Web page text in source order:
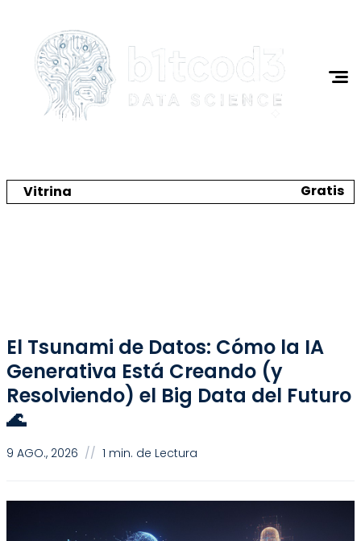
Vitrina Gratis
El Tsunami de Datos: Cómo la IA
Generativa Está Creando (y
Resolviendo) el Big Data del Futuro
🌊
9 AGO., 2026 // 1 min. de Lectura